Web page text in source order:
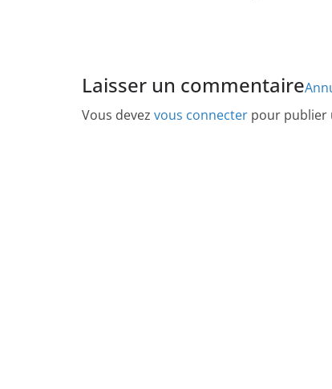
Laisser un commentaire
Vous devez vous connecter pour publier